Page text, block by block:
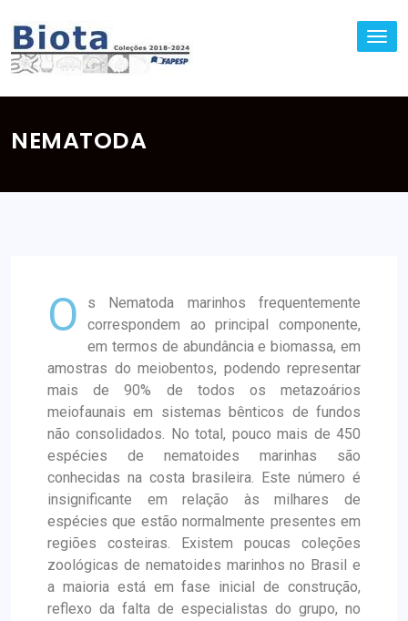
NEMATODA
O
s Nematoda marinhos frequentemente
correspondem ao principal componente,
em termos de abundância e biomassa, em
amostras do meiobentos, podendo representar
mais de 90% de todos os metazoários
meiofaunais em sistemas bênticos de fundos
não consolidados. No total, pouco mais de 450
espécies de nematoides marinhas são
conhecidas na costa brasileira. Este número é
insignificante em relação às milhares de
espécies que estão normalmente presentes em
regiões costeiras. Existem poucas coleções
zoológicas de nematoides marinhos no Brasil e
a maioria está em fase inicial de construção,
reflexo da falta de especialistas do grupo, no